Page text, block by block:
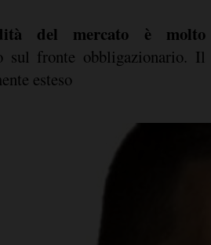
del mercato è molto
sul fronte obbligazionario. Il
esteso